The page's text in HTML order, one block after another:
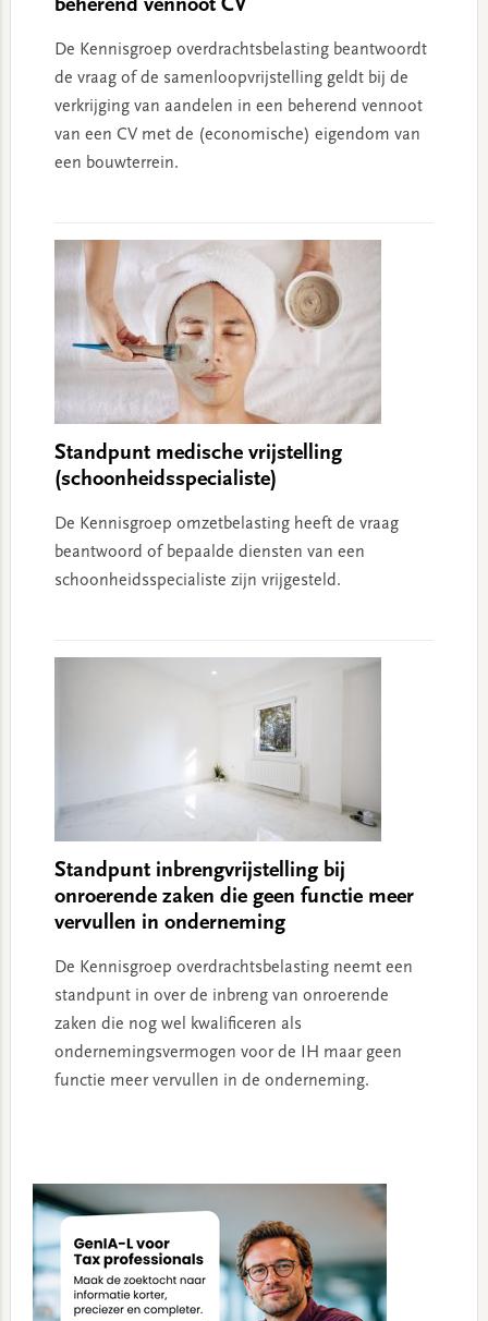
beherend vennoot CV
De Kennisgroep overdrachtsbelasting beantwoordt
de vraag of de samenloopvrijstelling geldt bij de
verkrijging van aandelen in een beherend vennoot
van een CV met de (economische) eigendom van
een bouwterrein.
Standpunt medische vrijstelling
(schoonheidsspecialiste)
De Kennisgroep omzetbelasting heeft de vraag
beantwoord of bepaalde diensten van een
schoonheidsspecialiste zijn vrijgesteld.
Standpunt inbrengvrijstelling bij
onroerende zaken die geen functie meer
vervullen in onderneming
De Kennisgroep overdrachtsbelasting neemt een
standpunt in over de inbreng van onroerende
zaken die nog wel kwalificeren als
ondernemingsvermogen voor de IH maar geen
functie meer vervullen in de onderneming.
Sidebar